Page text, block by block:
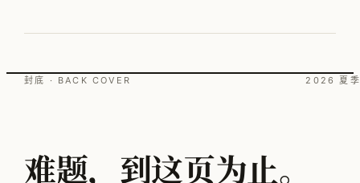
封底 · BACK COVER 2026 夏
难题，到这页为止。